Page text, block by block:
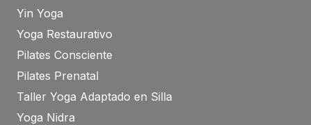
Yin Yoga
Yoga Restaurativo
Pilates Consciente
Pilates Prenatal
Taller Yoga Adaptado en Silla
Yoga Nidra